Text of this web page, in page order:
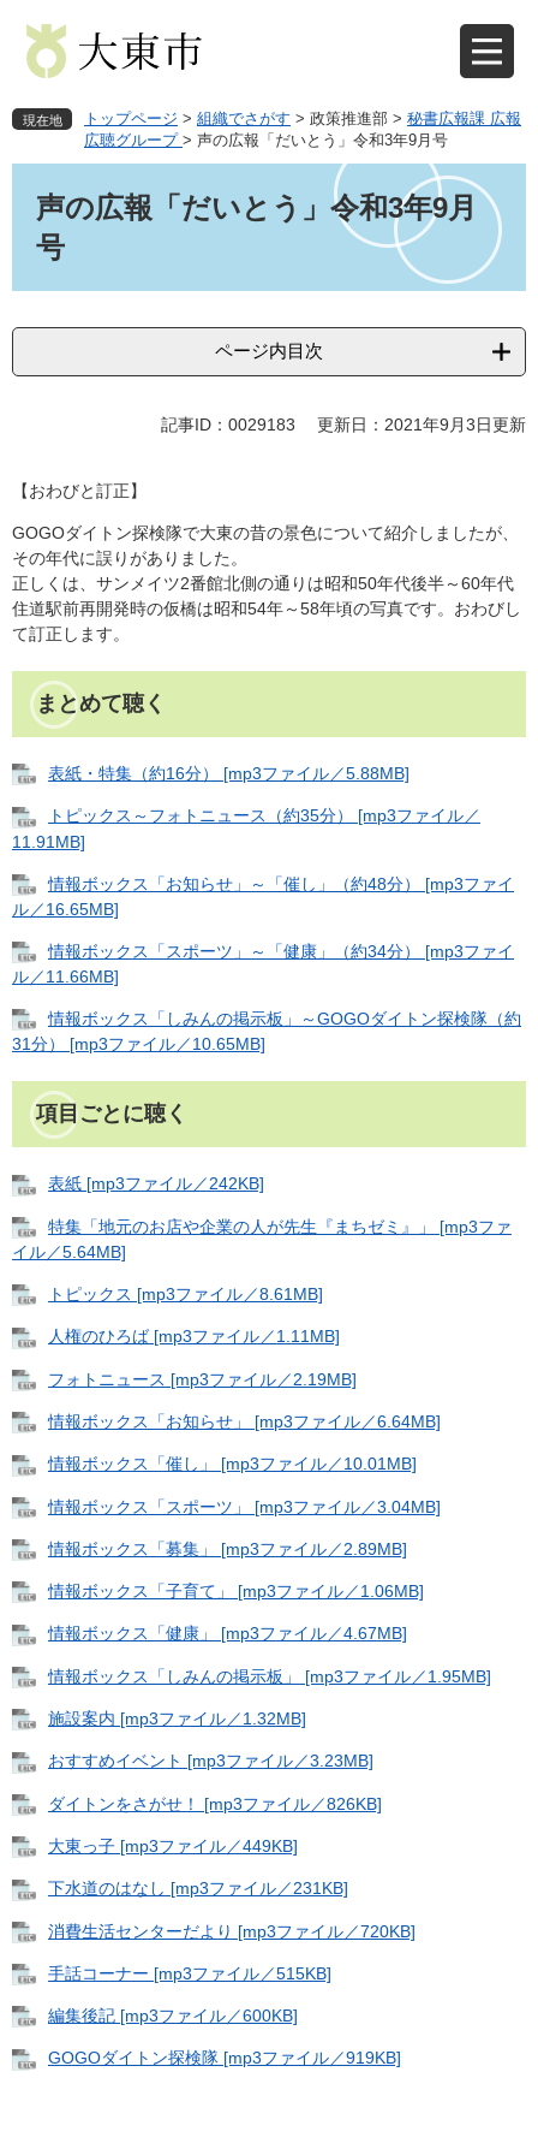
先
で
を
ば
へ
現在地 トップページ > 組織でさがす > 政策推進部 > 秘書広報課 広報
広聴グループ > 声の広報「だいとう」令和3年9月号
声の広報「だいとう」令和3年9月
号
ページ内目次
記事ID：0029183 更新日：2021年9月3日更新
【おわびと訂正】
GOGOダイトン探検隊で大東の昔の景色について紹介しましたが、
その年代に誤りがありました。
正しくは、サンメイツ2番館北側の通りは昭和50年代後半～60年代
住道駅前再開発時の仮橋は昭和54年～58年頃の写真です。おわびし
て訂正します。
まとめて聴く
表紙・特集（約16分） [mp3ファイル／5.88MB]
トピックス～フォトニュース（約35分） [mp3ファイル／
11.91MB]
情報ボックス「お知らせ」～「催し」（約48分） [mp3ファイ
ル／16.65MB]
情報ボックス「スポーツ」～「健康」（約34分） [mp3ファイ
ル／11.66MB]
情報ボックス「しみんの掲示板」～GOGOダイトン探検隊（約
31分） [mp3ファイル／10.65MB]
項目ごとに聴く
表紙 [mp3ファイル／242KB]
特集「地元のお店や企業の人が先生『まちゼミ』」 [mp3ファ
イル／5.64MB]
トピックス [mp3ファイル／8.61MB]
人権のひろば [mp3ファイル／1.11MB]
フォトニュース [mp3ファイル／2.19MB]
情報ボックス「お知らせ」 [mp3ファイル／6.64MB]
情報ボックス「催し」 [mp3ファイル／10.01MB]
情報ボックス「スポーツ」 [mp3ファイル／3.04MB]
情報ボックス「募集」 [mp3ファイル／2.89MB]
情報ボックス「子育て」 [mp3ファイル／1.06MB]
情報ボックス「健康」 [mp3ファイル／4.67MB]
情報ボックス「しみんの掲示板」 [mp3ファイル／1.95MB]
施設案内 [mp3ファイル／1.32MB]
おすすめイベント [mp3ファイル／3.23MB]
ダイトンをさがせ！ [mp3ファイル／826KB]
大東っ子 [mp3ファイル／449KB]
下水道のはなし [mp3ファイル／231KB]
消費生活センターだより [mp3ファイル／720KB]
手話コーナー [mp3ファイル／515KB]
編集後記 [mp3ファイル／600KB]
GOGOダイトン探検隊 [mp3ファイル／919KB]